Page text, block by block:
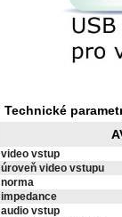
Technické
video vstup
úroveň video vstupu
norma
impedance
audio vstup